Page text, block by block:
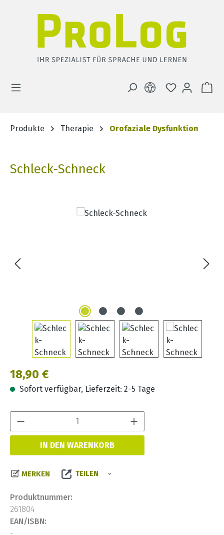
DU HAST 0
Produkte Therapie Orofaziale Dysfunktion
Schleck-Schneck
Bildergalerie überspringen
Regulärer Preis:
18,90 €
Sofort verfügbar, Lieferzeit: 2-5 Tage
IN DEN WARENKORB
MERKEN TEILEN
Produktnummer:
261804
EAN/ISBN: